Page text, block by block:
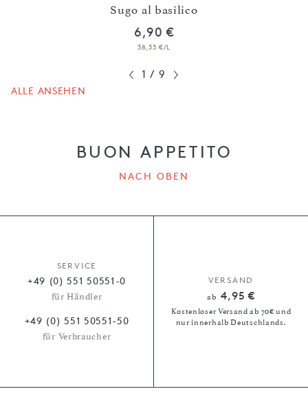
Sugo al basilico
6,90 €
38,33 €/L
1 / 9
ALLE ANSEHEN
BUON APPETITO
NACH OBEN
SERVICE
+49 (0) 551 50551-0
für Händler
+49 (0) 551 50551-50
für Verbraucher
VERSAND
ab 4,95 €
Kostenloser Versand ab 70€ und
nur innerhalb Deutschlands.